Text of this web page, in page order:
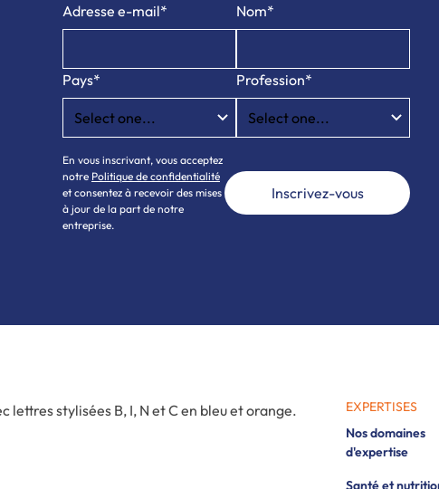
Adresse e-mail* Nom*
Pays* Profession*
En vous inscrivant, vous acceptez
notre Politique de confidentialité
et consentez à recevoir des mises
à jour de la part de notre
entreprise.
EXPERTISES
Nos domaines
d'expertise
Santé et